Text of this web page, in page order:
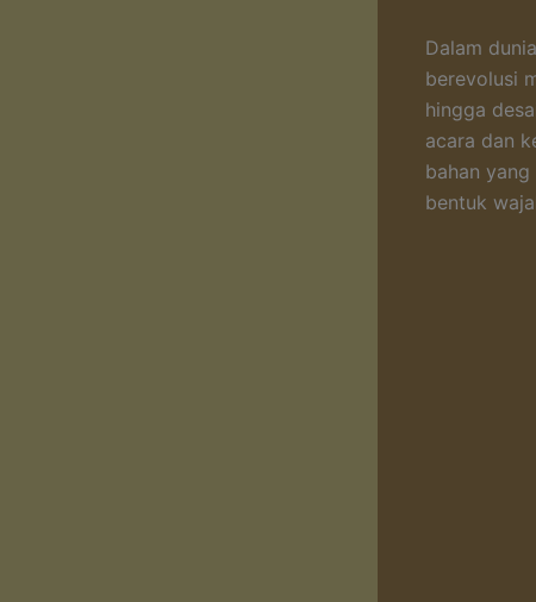
Dalam
berevolusi
hingga
acara dan
bahan
bentuk